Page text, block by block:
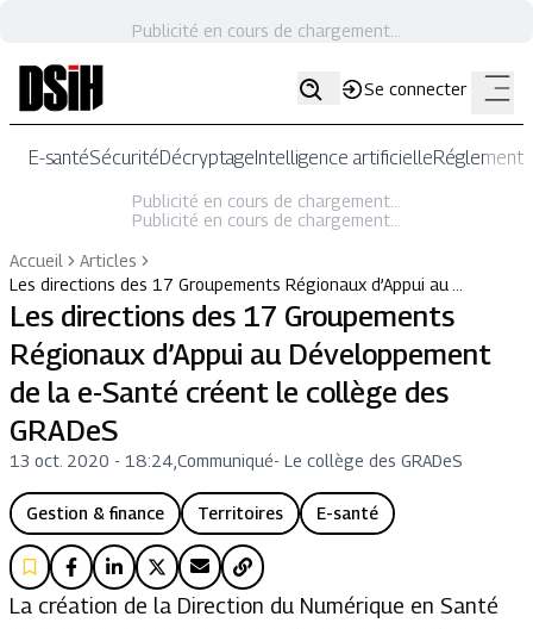
Publicité en cours de chargement...
Se connecter
E-santéSécuritéDécryptageIntelligence artificielle
Publicité en cours de chargement...
Publicité en cours de chargement...
Accueil
Articles
Les directions des 17 Groupements Régionaux d’Appui au …
Les directions des 17 Groupements
Régionaux d’Appui au Développement
de la e-Santé créent le collège des
GRADeS
13 oct. 2020 - 18:24 Communiqué- Le collège des GRADeS
Gestion & finance Territoires E-santé
La création de la Direction du Numérique en Santé